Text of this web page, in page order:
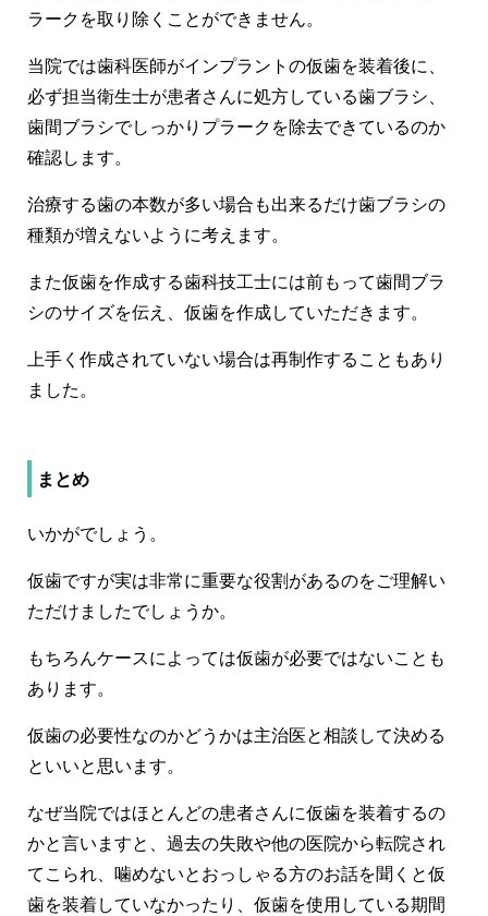
ラークを取り除くことができません。
当院では歯科医師がインプラントの仮歯を装着後に、
必ず担当衛生士が患者さんに処方している歯ブラシ、
歯間ブラシでしっかりプラークを除去できているのか
確認します。
治療する歯の本数が多い場合も出来るだけ歯ブラシの
種類が増えないように考えます。
また仮歯を作成する歯科技工士には前もって歯間ブラ
シのサイズを伝え、仮歯を作成していただきます。
上手く作成されていない場合は再制作することもあり
ました。
まとめ
いかがでしょう。
仮歯ですが実は非常に重要な役割があるのをご理解い
ただけましたでしょうか。
もちろんケースによっては仮歯が必要ではないことも
あります。
仮歯の必要性なのかどうかは主治医と相談して決める
といいと思います。
なぜ当院ではほとんどの患者さんに仮歯を装着するの
かと言いますと、過去の失敗や他の医院から転院され
てこられ、噛めないとおっしゃる方のお話を聞くと仮
歯を装着していなかったり、仮歯を使用している期間